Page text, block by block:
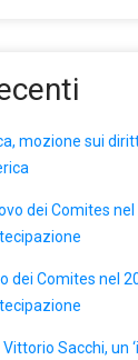
mozione sui
dei Comites nel
dei Comites nel
Sacchi, un